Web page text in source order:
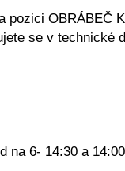
pozici OBRÁBEČ
se v technické
na 6- 14:30 a